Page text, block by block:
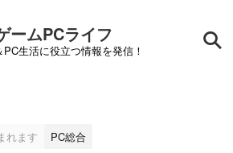
ームPCライフ
生活に役立つ情報を発信！
れます
PC総合